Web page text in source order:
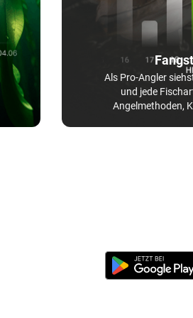
Als Pro-Angler
und jede
Angelmethoden,